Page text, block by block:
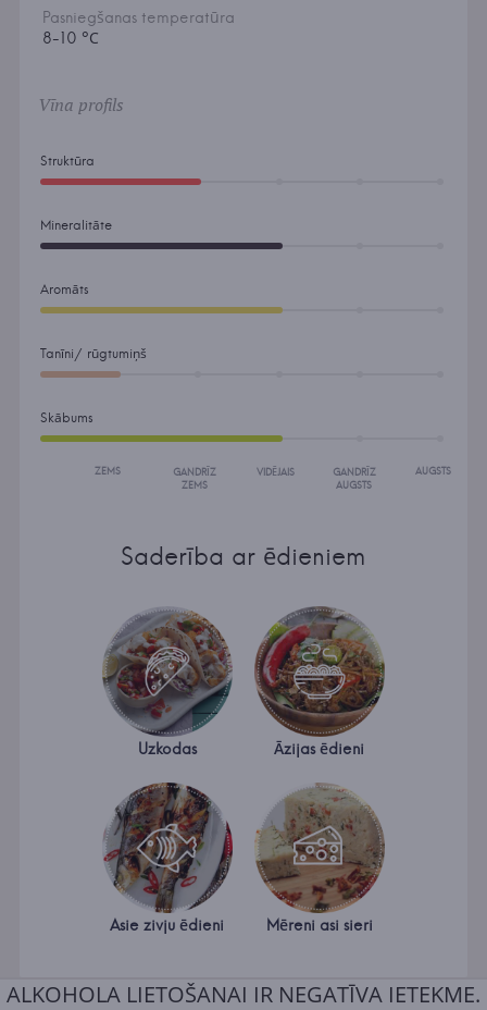
Pasniegšanas temperatūra
8-10 °С
Vīna profils
Struktūra
Mineralitāte
Aromāts
Tanīni/ rūgtumiņš
Skābums
ZEMS
GANDRĪZ
ZEMS
VIDĒJAIS
GANDRĪZ
AUGSTS
AUGSTS
Saderība ar ēdieniem
Uzkodas Āzijas ēdieni
Asie zivju ēdieni Mēreni asi sieri
ALKOHOLA LIETOŠANAI IR NEGATĪVA IETEKME.